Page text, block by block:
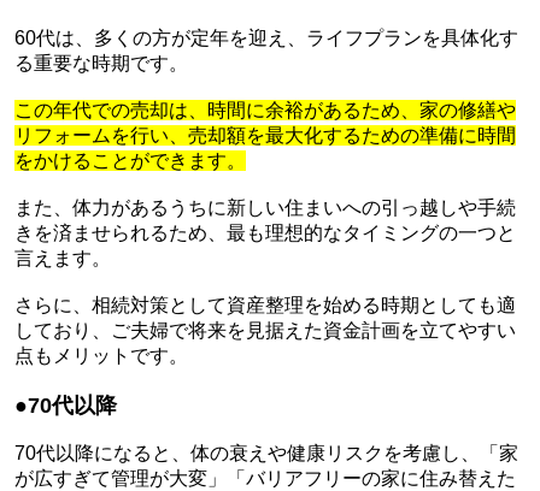
60代は、多くの方が定年を迎え、ライフプランを具体化す
る重要な時期です。
この年代での売却は、時間に余裕があるため、家の修繕や
リフォームを行い、売却額を最大化するための準備に時間
をかけることができます。
また、体力があるうちに新しい住まいへの引っ越しや手続
きを済ませられるため、最も理想的なタイミングの一つと
言えます。
さらに、相続対策として資産整理を始める時期としても適
しており、ご夫婦で将来を見据えた資金計画を立てやすい
点もメリットです。
●70代以降
70代以降になると、体の衰えや健康リスクを考慮し、「家
が広すぎて管理が大変」「バリアフリーの家に住み替えた